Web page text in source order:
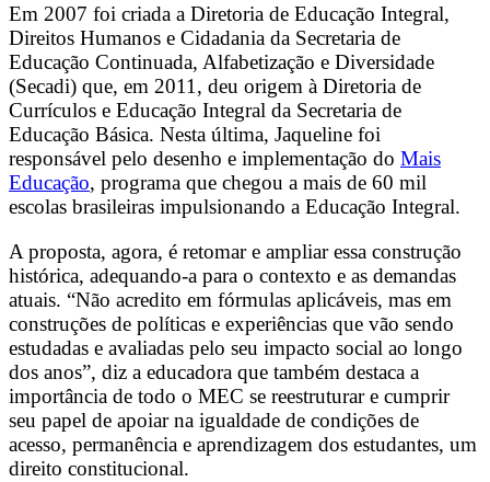
Em 2007 foi criada a Diretoria de Educação Integral,
Direitos Humanos e Cidadania da Secretaria de
Educação Continuada, Alfabetização e Diversidade
(Secadi) que, em 2011, deu origem à Diretoria de
Currículos e Educação Integral da Secretaria de
Educação Básica. Nesta última, Jaqueline foi
responsável pelo desenho e implementação do Mais
Educação, programa que chegou a mais de 60 mil
escolas brasileiras impulsionando a Educação Integral.
A proposta, agora, é retomar e ampliar essa construção
histórica, adequando-a para o contexto e as demandas
atuais. “Não acredito em fórmulas aplicáveis, mas em
construções de políticas e experiências que vão sendo
estudadas e avaliadas pelo seu impacto social ao longo
dos anos”, diz a educadora que também destaca a
importância de todo o MEC se reestruturar e cumprir
seu papel de apoiar na igualdade de condições de
acesso, permanência e aprendizagem dos estudantes, um
direito constitucional.